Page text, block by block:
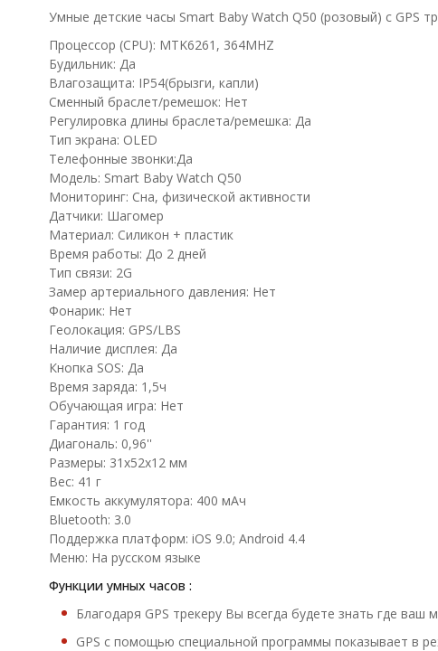
Умные детские часы Smart Baby Watch Q50 (розовый) с GPS
Процессор (CPU): MTK6261, 364MHZ
Будильник: Да
Влагозащита: IP54(брызги, капли)
Сменный браслет/ремешок: Нет
Регулировка длины браслета/ремешка: Да
Тип экрана: OLED
Телефонные звонки:Да
Модель: Smart Baby Watch Q50
Мониторинг: Сна, физической активности
Датчики: Шагомер
Материал: Силикон + пластик
Время работы: До 2 дней
Тип связи: 2G
Замер артериального давления: Нет
Фонарик: Нет
Геолокация: GPS/LBS
Наличие дисплея: Да
Кнопка SOS: Да
Время заряда: 1,5ч
Обучающая игра: Нет
Гарантия: 1 год
Диагональ: 0,96''
Размеры: 31x52x12 мм
Вес: 41 г
Емкость аккумулятора: 400 мАч
Bluetooth: 3.0
Поддержка платформ: iOS 9.0; Android 4.4
Меню: На русском языке
Функции умных часов :
Благодаря GPS трекеру Вы всегда будете знать где
GPS с помощью специальной программы показывает в